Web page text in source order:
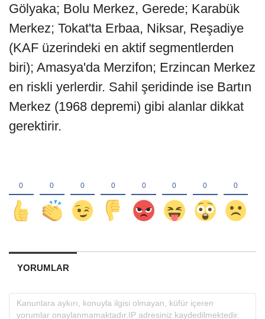
Gölyaka; Bolu Merkez, Gerede; Karabük
Merkez; Tokat'ta Erbaa, Niksar, Reşadiye
(KAF üzerindeki en aktif segmentlerden
biri); Amasya'da Merzifon; Erzincan Merkez
en riskli yerlerdir. Sahil şeridinde ise Bartın
Merkez (1968 depremi) gibi alanlar dikkat
gerektirir.
YORUMLAR